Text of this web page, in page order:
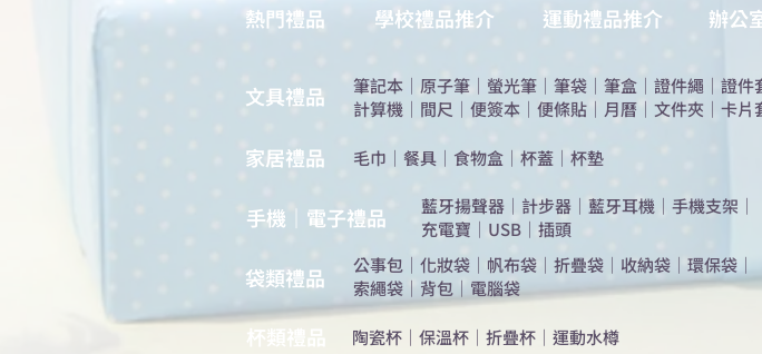
熱門禮品 學校禮品推介 運動禮品推介 辦公
​文具禮品 筆記本 ｜ 原子筆 ｜ 螢光筆 ｜ 筆袋 ｜ 筆盒 ｜ 證件繩 ｜ 證件
計算機 ｜ 間尺 ｜ 便簽本 ｜ 便條貼 ｜ 月曆 ｜ 文件夾 ｜ 卡片
​家居禮品 ​毛巾 ｜ 餐具 ｜ 食物盒 ｜ 杯蓋 ｜ 杯墊
手機｜電子禮品 ​藍牙揚聲器 ｜ 計步器 ｜ 藍牙耳機 ｜ 手機支架 ｜
充電寶 ｜ USB ｜ 插頭
​袋類禮品 公事包 ｜ 化妝袋 ｜ 帆布袋 ｜ 折疊袋 ｜ 收納袋 ｜ 環保袋 ｜
索繩袋 ｜ 背包 ｜ 電腦袋
杯類禮品 陶瓷杯 ｜ 保溫杯 ｜ 折疊杯 ｜ 運動水樽